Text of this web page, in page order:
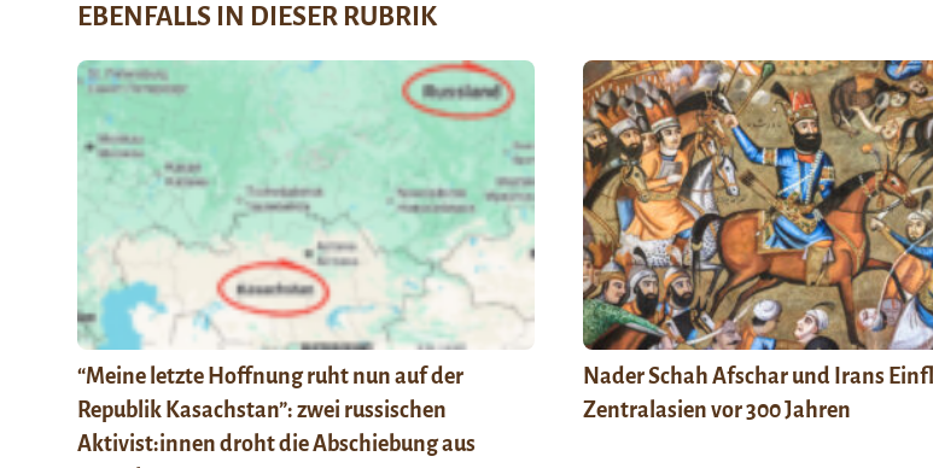
EBENFALLS IN DIESER RUBRIK
“Meine letzte Hoffnung ruht nun auf der
Republik Kasachstan”: zwei russischen
Aktivist:innen droht die Abschiebung aus
Nader Schah Afschar und Irans
Zentralasien vor 300 Jahren